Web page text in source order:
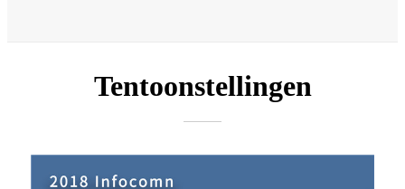
Tentoonstellingen